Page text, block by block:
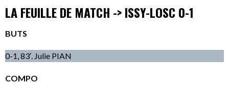
LA FEUILLE DE MATCH -> ISSY-LOSC 0-1
BUTS
0-1, 83′. Julie PIAN
COMPO